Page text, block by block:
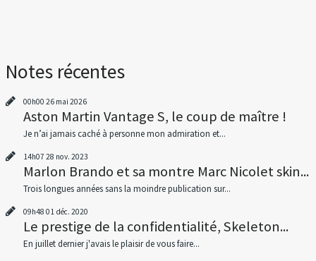
Notes récentes
00h00 26 mai 2026
Aston Martin Vantage S, le coup de maître !
Je n’ai jamais caché à personne mon admiration et...
14h07 28 nov. 2023
Marlon Brando et sa montre Marc Nicolet skin...
Trois longues années sans la moindre publication sur...
09h48 01 déc. 2020
Le prestige de la confidentialité, Skeleton...
En juillet dernier j'avais le plaisir de vous faire...